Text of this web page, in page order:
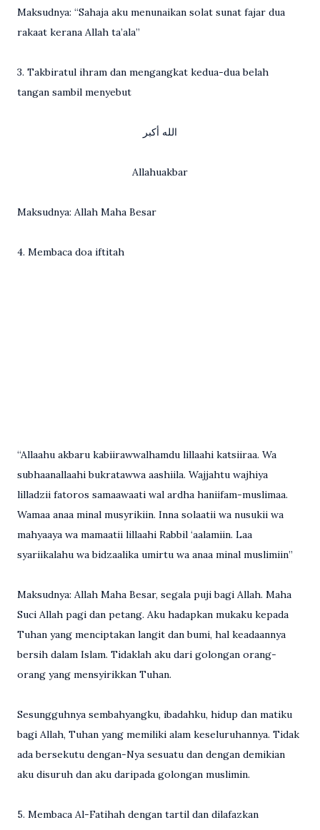
Maksudnya: “Sahaja aku menunaikan solat sunat fajar dua
rakaat kerana Allah ta’ala”
3. Takbiratul ihram dan mengangkat kedua-dua belah
tangan sambil menyebut
الله أكبر
Allahuakbar
Maksudnya: Allah Maha Besar
4. Membaca doa iftitah
“Allaahu akbaru kabiirawwalhamdu lillaahi katsiiraa. Wa
subhaanallaahi bukratawwa aashiila. Wajjahtu wajhiya
lilladzii fatoros samaawaati wal ardha haniifam-muslimaa.
Wamaa anaa minal musyrikiin. Inna solaatii wa nusukii wa
mahyaaya wa mamaatii lillaahi Rabbil ‘aalamiin. Laa
syariikalahu wa bidzaalika umirtu wa anaa minal muslimiin”
Maksudnya: Allah Maha Besar, segala puji bagi Allah. Maha
Suci Allah pagi dan petang. Aku hadapkan mukaku kepada
Tuhan yang menciptakan langit dan bumi, hal keadaannya
bersih dalam Islam. Tidaklah aku dari golongan orang-
orang yang mensyirikkan Tuhan.
Sesungguhnya sembahyangku, ibadahku, hidup dan matiku
bagi Allah, Tuhan yang memiliki alam keseluruhannya. Tidak
ada bersekutu dengan-Nya sesuatu dan dengan demikian
aku disuruh dan aku daripada golongan muslimin.
5. Membaca Al-Fatihah dengan tartil dan dilafazkan